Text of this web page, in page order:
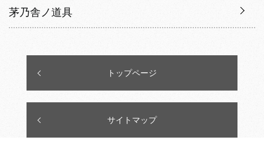
茅乃舎ノ道具
トップページ
サイトマップ